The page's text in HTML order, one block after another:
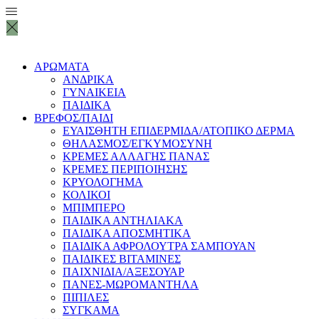
ΑΡΩΜΑΤΑ
ΑΝΔΡΙΚΑ
ΓΥΝΑΙΚΕΙΑ
ΠΑΙΔΙΚΑ
ΒΡΕΦΟΣ/ΠΑΙΔΙ
ΕΥΑΙΣΘΗΤΗ ΕΠΙΔΕΡΜΙΔΑ/ΑΤΟΠΙΚΟ ΔΕΡΜΑ
ΘHΛΑΣΜΟΣ/ΕΓΚΥΜΟΣΥΝΗ
ΚΡΕΜΕΣ ΑΛΛΑΓΗΣ ΠΑΝΑΣ
ΚΡΕΜΕΣ ΠΕΡΙΠΟΙΗΣΗΣ
ΚΡΥΟΛΟΓΗΜΑ
ΚΟΛΙΚΟΙ
ΜΠΙΜΠΕΡΟ
ΠΑΙΔΙΚΑ ΑΝΤΗΛΙΑΚΑ
ΠΑΙΔΙΚΑ ΑΠΟΣΜΗΤΙΚΑ
ΠΑΙΔΙΚΑ ΑΦΡΟΛΟΥΤΡΑ ΣΑΜΠΟΥΑΝ
ΠΑΙΔΙΚΕΣ ΒΙΤΑΜΙΝΕΣ
ΠΑΙΧΝΙΔΙΑ/ΑΞΕΣΟΥΑΡ
ΠΑΝΕΣ-ΜΩΡΟΜΑΝΤΗΛΑ
ΠΙΠΙΛΕΣ
ΣΥΓΚΑΜΑ